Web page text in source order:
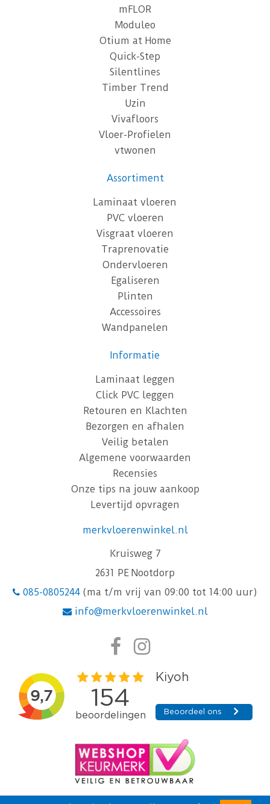
mFLOR
Moduleo
Otium at Home
Quick-Step
Silentlines
Timber Trend
Uzin
Vivafloors
Vloer-Profielen
vtwonen
Assortiment
Laminaat vloeren
PVC vloeren
Visgraat vloeren
Traprenovatie
Ondervloeren
Egaliseren
Plinten
Accessoires
Wandpanelen
Informatie
Laminaat leggen
Click PVC leggen
Retouren en Klachten
Bezorgen en afhalen
Veilig betalen
Algemene voorwaarden
Recensies
Onze tips na jouw aankoop
Levertijd opvragen
merkvloerenwinkel.nl
Kruisweg 7
2631 PE Nootdorp
085-0805244 (ma t/m vrij van 09:00 tot 14:00 uur)
info@merkvloerenwinkel.nl